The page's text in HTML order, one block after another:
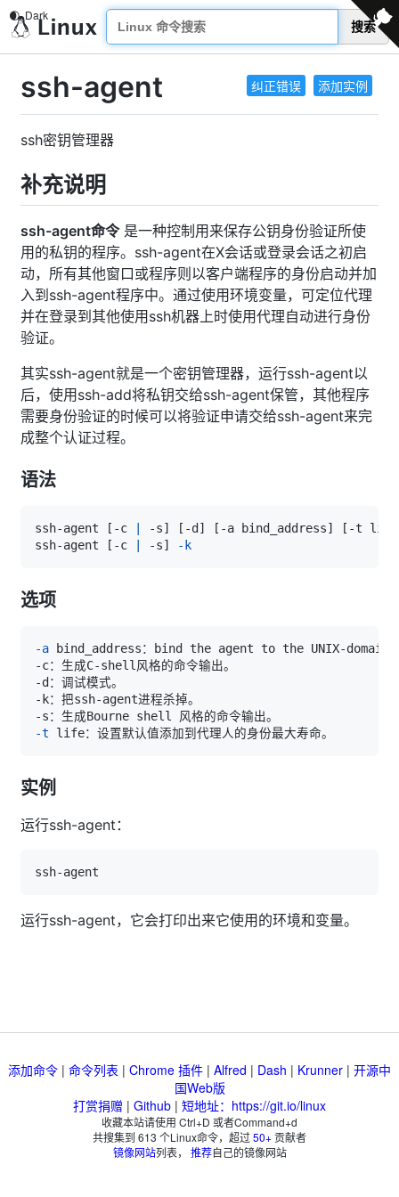
搜索
纠正错误 添加实例
ssh-agent
ssh密钥管理器
补充说明
ssh-agent命令是一种控制用来保存公钥身份验证所使
用的私钥的程序。ssh-agent在X会话或登录会话之初启
动，所有其他窗口或程序则以客户端程序的身份启动并加
入到ssh-agent程序中。通过使用环境变量，可定位代理
并在登录到其他使用ssh机器上时使用代理自动进行身份
验证。
其实ssh-agent就是一个密钥管理器，运行ssh-agent以
后，使用ssh-add将私钥交给ssh-agent保管，其他程序
需要身份验证的时候可以将验证申请交给ssh-agent来完
成整个认证过程。
语法
ssh-agent [ -c -s] [ -d ] [ -a bind_address] [ -t life
ssh-agent
[ -c -s] -k
选项
-a
-t
实例
运行ssh-agent：
运行ssh-agent，它会打印出来它使用的环境和变量。
添加命令 | 命令列表 | Chrome 插件 | Alfred | Dash | Krunner | 开源中
国Web版
打赏捐赠 | Github | 短地址：https://git.io/linux
收藏本站请使用 Ctrl+D 或者Command+d
共搜集到 613 个Linux命令，超过50+贡献者
镜像网站列表， 推荐自己的镜像网站